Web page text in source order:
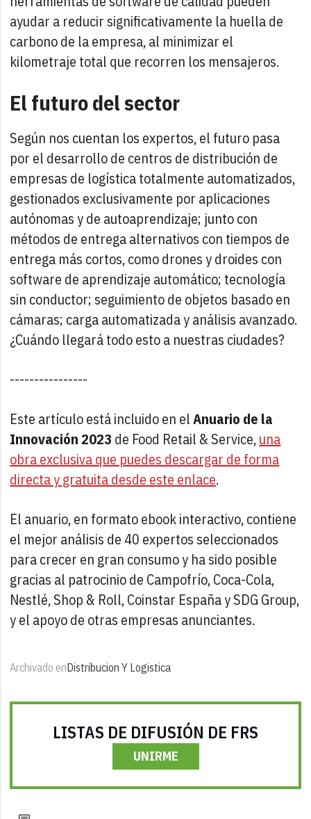
ayudar a reducir significativamente la huella de
carbono de la empresa, al minimizar el
kilometraje total que recorren los mensajeros.
El futuro del sector
Según nos cuentan los expertos, el futuro pasa
por el desarrollo de centros de distribución de
empresas de logística totalmente automatizados,
gestionados exclusivamente por aplicaciones
autónomas y de autoaprendizaje; junto con
métodos de entrega alternativos con tiempos de
entrega más cortos, como drones y droides con
software de aprendizaje automático; tecnología
sin conductor; seguimiento de objetos basado en
cámaras; carga automatizada y análisis avanzado.
¿Cuándo llegará todo esto a nuestras ciudades?
----------------
Este artículo está incluido en elAnuario de la
Innovación 2023 de Food Retail & Service,una
obra exclusiva que puedes descargar de forma
directa y gratuita desde este enlace.
El anuario, en formato ebook interactivo, contiene
el mejor análisis de 40 expertos seleccionados
para crecer en gran consumo y ha sido posible
gracias al patrocinio de Campofrío, Coca-Cola,
Nestlé, Shop & Roll, Coinstar España y SDG Group,
y el apoyo de otras empresas anunciantes.
Archivado enDistribucion Y Logistica
LISTAS DE DIFUSIÓN DE FRS
UNIRME